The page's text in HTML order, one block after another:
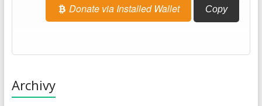
Donate via Installed Wallet Copy
Archivy